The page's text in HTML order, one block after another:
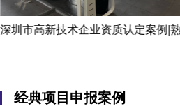
经典项目申报案例